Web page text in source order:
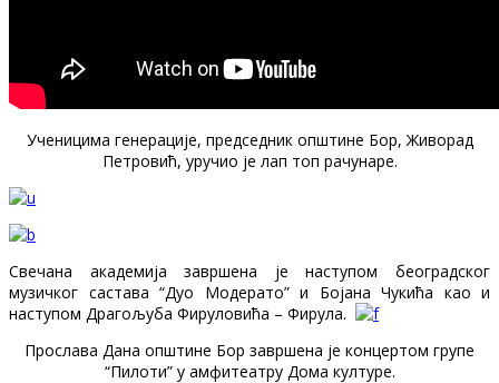
Ученицима генерације, председник општине Бор, Живорад
Петровић, уручио је лап топ рачунаре.
Свечана академија завршена је наступом београдског
музичког састава “Дуо Модерато” и Бојана Чукића као и
наступом Драгољуба Фируловића – Фирула.
Прослава Дана општине Бор завршена је концертом групе
“Пилоти” у амфитеатру Дома културе.